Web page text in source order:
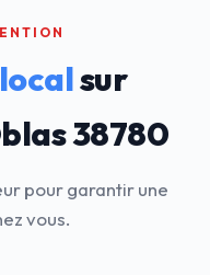
localsur
38780
pour garantir une
vous.